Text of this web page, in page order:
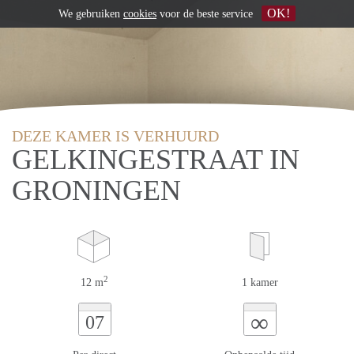
DEZE KAMER IS VERHUURD
GELKINGESTRAAT IN
GRONINGEN
12 m2 1 kamer
07 ∞
We gebruiken cookies voor de beste service OK!